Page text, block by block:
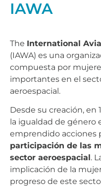
IAWA
The International
(IAWA) es una
compuesta por
importantes en el
aeroespacial.
Desde su creación, en
la igualdad de género
emprendido acciones
participación de las
sector aeroespacial.
implicación de la
progreso de este